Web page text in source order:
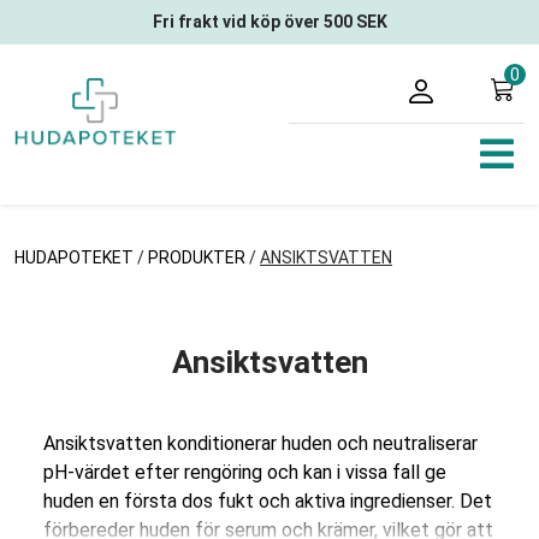
Fri frakt vid köp över 500 SEK
0
HUDAPOTEKET / PRODUKTER /ANSIKTSVATTEN
Ansiktsvatten
Ansiktsvatten konditionerar huden och neutraliserar
pH-värdet efter rengöring och kan i vissa fall ge
huden en första dos fukt och aktiva ingredienser. Det
förbereder huden för serum och krämer, vilket gör att